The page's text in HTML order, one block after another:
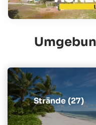
Strände (27)